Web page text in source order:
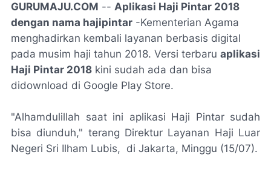
GURUMAJU.COM -- Aplikasi Haji Pintar 2018
dengan nama hajipintar -Kementerian Agama
menghadirkan kembali layanan berbasis digital
pada musim haji tahun 2018. Versi terbaru aplikasi
Haji Pintar 2018 kini sudah ada dan bisa
didownload di Google Play Store.
"Alhamdulillah saat ini aplikasi Haji Pintar sudah
bisa diunduh," terang Direktur Layanan Haji Luar
Negeri Sri Ilham Lubis, di Jakarta, Minggu (15/07).